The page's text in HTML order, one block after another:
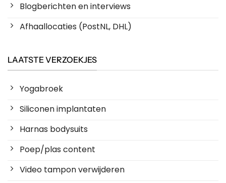
Blogberichten en interviews
Afhaallocaties (PostNL, DHL)
LAATSTE VERZOEKJES
Yogabroek
Siliconen implantaten
Harnas bodysuits
Poep/plas content
Video tampon verwijderen